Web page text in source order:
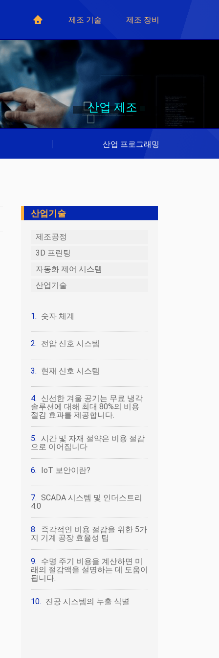
제조 기술 제조 장비
산업 제조
산업 프로그래밍
산업기술
제조공정
3D 프린팅
자동화 제어 시스템
산업기술
숫자 체계
전압 신호 시스템
현재 신호 시스템
신선한 겨울 공기는 무료 냉각
솔루션에 대해 최대 80%의 비용
절감 효과를 제공합니다.
시간 및 자재 절약은 비용 절감
으로 이어집니다
IoT 보안이란?
SCADA 시스템 및 인더스트리
4.0
즉각적인 비용 절감을 위한 5가
지 기계 공장 효율성 팁
수명 주기 비용을 계산하면 미
래의 절감액을 설명하는 데 도움이
됩니다.
진공 시스템의 누출 식별